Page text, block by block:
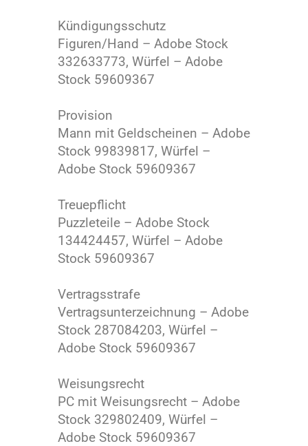
Kündigungsschutz
Figuren/Hand – Adobe Stock
332633773, Würfel – Adobe
Stock 59609367
Provision
Mann mit Geldscheinen – Adobe
Stock 99839817, Würfel –
Adobe Stock 59609367
Treuepflicht
Puzzleteile – Adobe Stock
134424457, Würfel – Adobe
Stock 59609367
Vertragsstrafe
Vertragsunterzeichnung – Adobe
Stock 287084203, Würfel –
Adobe Stock 59609367
Weisungsrecht
PC mit Weisungsrecht – Adobe
Stock 329802409, Würfel –
Adobe Stock 59609367